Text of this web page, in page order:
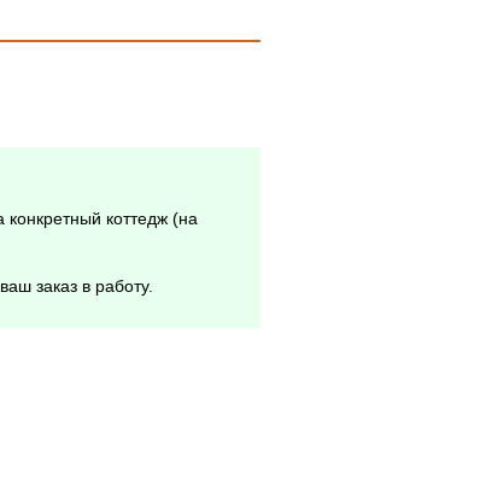
конкретный коттедж (на
заказ в работу.